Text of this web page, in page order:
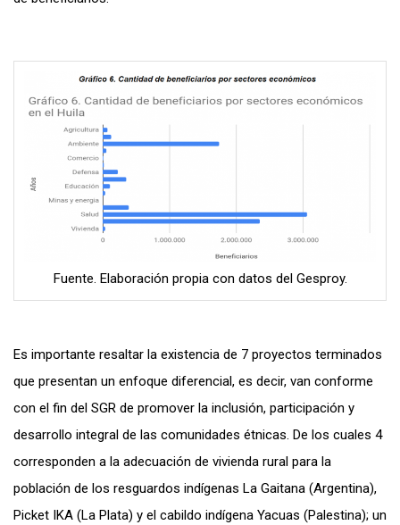
Fuente. Elaboración propia con datos del Gesproy.
Es importante resaltar la existencia de 7 proyectos terminados
que presentan un enfoque diferencial, es decir, van conforme
con el fin del SGR de promover la inclusión, participación y
desarrollo integral de las comunidades étnicas. De los cuales 4
corresponden a la adecuación de vivienda rural para la
población de los resguardos indígenas La Gaitana (Argentina),
Picket IKA (La Plata) y el cabildo indígena Yacuas (Palestina); un